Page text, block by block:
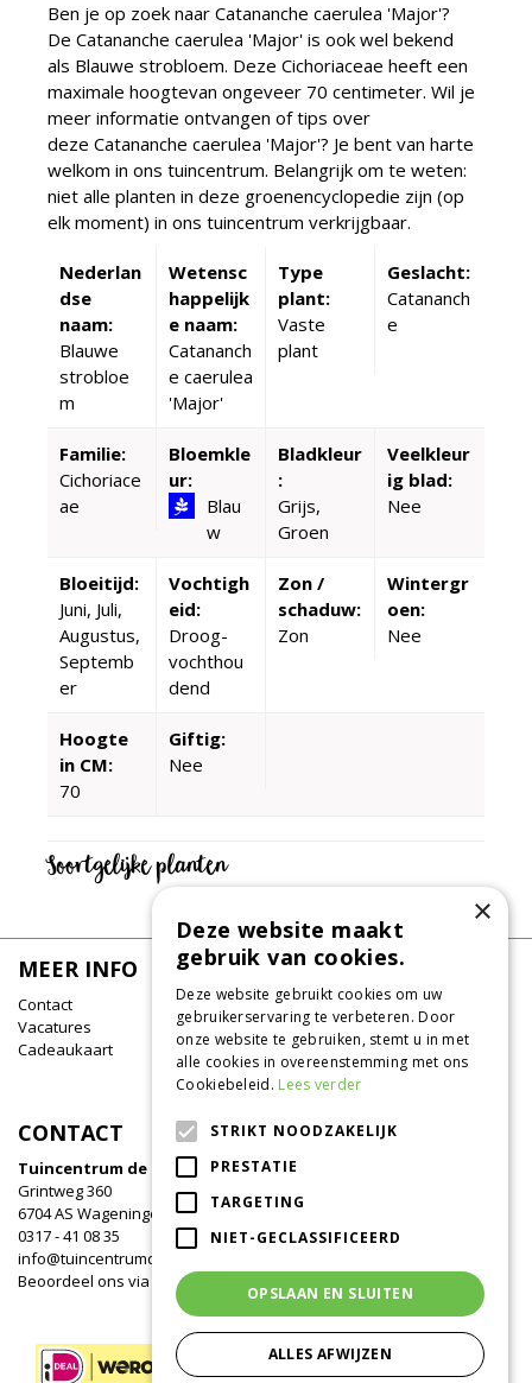
Ben je op zoek naar Catananche caerulea 'Major'?
De Catananche caerulea 'Major' is ook wel bekend
als Blauwe strobloem. Deze Cichoriaceae heeft een
maximale hoogtevan ongeveer 70 centimeter. Wil je
meer informatie ontvangen of tips over
deze Catananche caerulea 'Major'? Je bent van harte
welkom in ons tuincentrum. Belangrijk om te weten:
niet alle planten in deze groenencyclopedie zijn (op
elk moment) in ons tuincentrum verkrijgbaar.
Nederlan
dse
naam:
Blauwe
strobloe
m
Wetensc
happelijk
e naam:
Catananch
e caerulea
'Major'
Type
plant:
Vaste
plant
Geslacht:
Catananch
e
Familie:
Cichoriace
ae
Bloemkle
ur:
Blau
w
Bladkleur
:
Grijs,
Groen
Veelkleur
ig blad:
Nee
Bloeitijd:
Juni, Juli,
Augustus,
Septemb
er
Vochtigh
eid:
Droog-
vochthou
dend
Zon /
schaduw:
Zon
Wintergr
oen:
Nee
Hoogte
in CM:
70
Giftig:
Nee
Soortgelijke planten
MEER INFO
Contact
Vacatures
Cadeaukaart
CONTACT
Tuincentrum de Oude Tol
Grintweg 360
6704 AS Wageningen
0317 - 41 08 35
info@tuincentrumdeoudetol.nl
Beoordeel ons via
Google
×
Deze website maakt
gebruik van cookies.
Deze website gebruikt cookies om uw
gebruikerservaring te verbeteren. Door
onze website te gebruiken, stemt u in met
alle cookies in overeenstemming met ons
Cookiebeleid. Lees verder
STRIKT NOODZAKELIJK
PRESTATIE
TARGETING
NIET-GECLASSIFICEERD
OPSLAAN EN SLUITEN
ALLES AFWIJZEN